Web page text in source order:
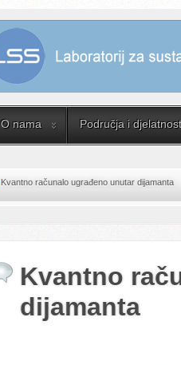
O nama Područja i
Kvantno računalo ugrađeno unutar dijamanta
Kvantno
dijamanta